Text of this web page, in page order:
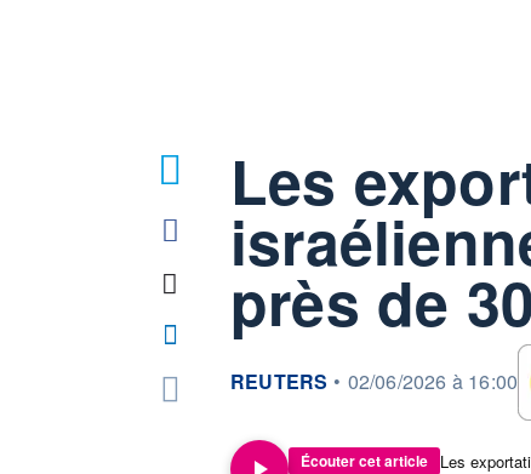
Les
près de
information fournie par
REUTERS • 02/06/2026 à 16:00
Écouter cet article Les